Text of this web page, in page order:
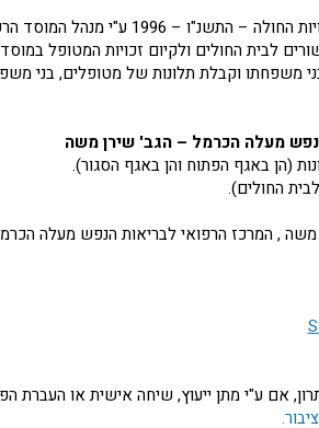
הממונה על פניות הציבור מונה בהתאם לחוק
לבית החולים ולקיום זכויות המטופל
משפחתו וקבלת תלונות של מטופלים, בני
מעלה הכרמל – הגב' שירן משה
(הן באגף הפתוח והן באגף הסגור).
החולים).
משה , המרכז הרפואי לבריאות הנפש מעלה
אם ע"י מתן ייעוץ, שיחה אישית או העברת